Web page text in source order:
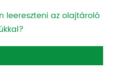
leereszteni az olajtároló